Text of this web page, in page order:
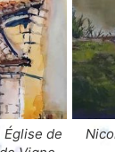
de la